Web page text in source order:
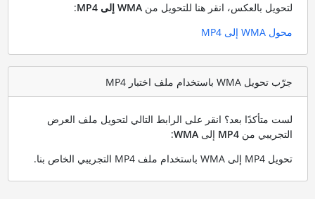
لتحويل بالعكس، انقر هنا للتحويل من WMA إلى MP4
:
محول WMA إلى MP4
جرّب تحويل WMA باستخدام ملف اختبار MP4
لست متأكدًا بعد؟ انقر على الرابط التالي لتحويل ملف العرض
التجريبي من MP4إلى WMA
:
تحويل MP4 إلى WMA باستخدام ملف MP4 التجريبي الخاص بنا
.